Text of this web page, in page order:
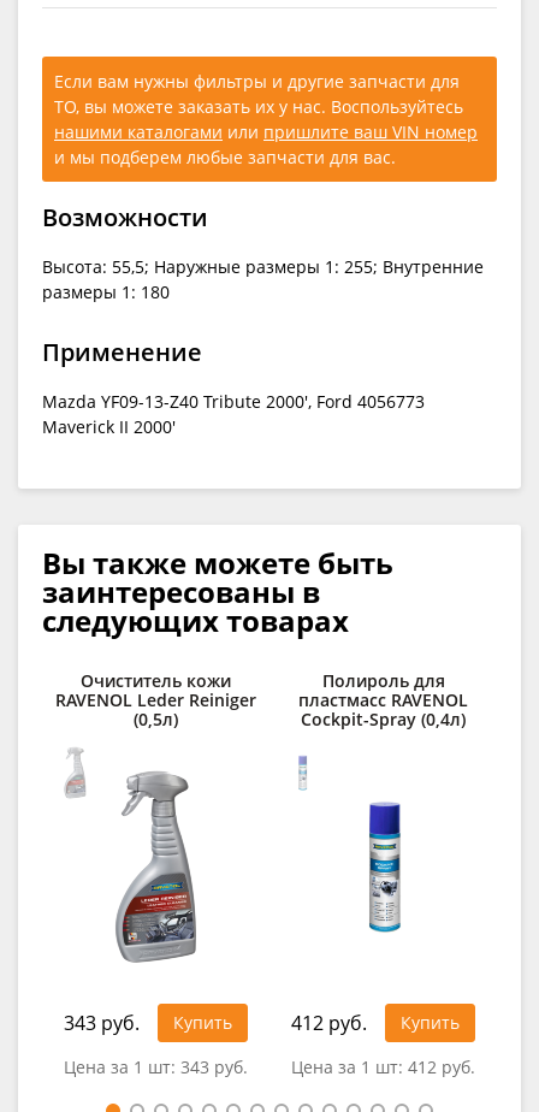
Если вам нужны фильтры и другие запчасти для
ТО, вы можете заказать их у нас. Воспользуйтесь
нашими каталогами или пришлите ваш VIN номер
и мы подберем любые запчасти для вас.
Возможности
Высота: 55,5; Наружные размеры 1: 255; Внутренние
размеры 1: 180
Применение
Mazda YF09-13-Z40 Tribute 2000', Ford 4056773
Maverick II 2000'
Вы также можете быть
заинтересованы в
следующих товарах
Очиститель кожи
RAVENOL Leder Reiniger
(0,5л)
343 руб.
Купить
Цена за 1 шт: 343 руб.
Полироль для
пластмасс RAVENOL
Cockpit-Spray (0,4л)
412 руб.
Купить
Цена за 1 шт: 412 руб.